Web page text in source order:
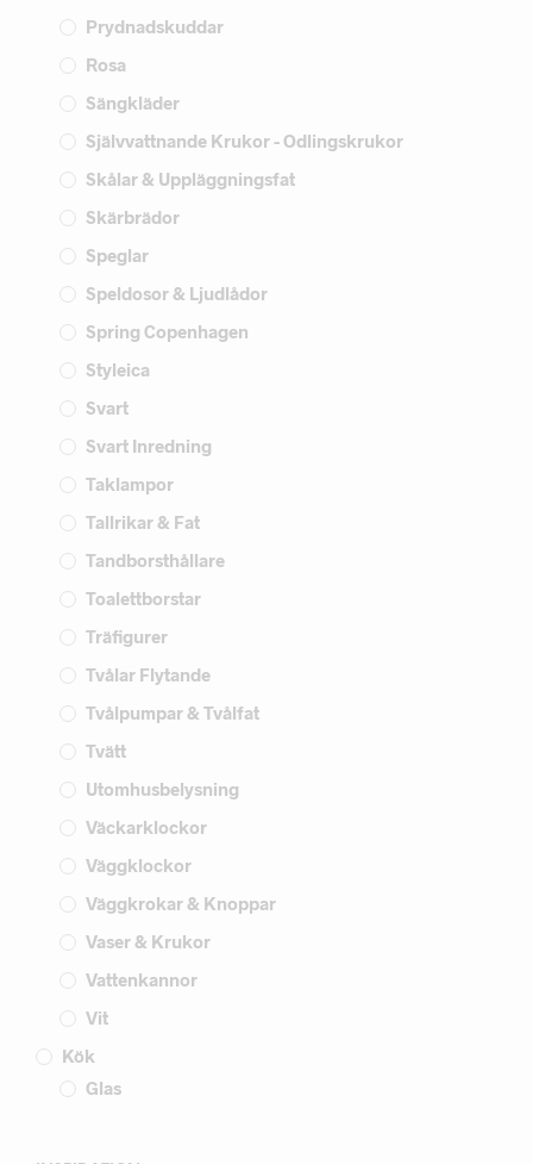
Prydnadskuddar
Rosa
Sängkläder
Självvattnande Krukor - Odlingskrukor
Skålar & Uppläggningsfat
Skärbrädor
Speglar
Speldosor & Ljudlådor
Spring Copenhagen
Styleica
Svart
Svart Inredning
Taklampor
Tallrikar & Fat
Tandborsthållare
Toalettborstar
Träfigurer
Tvålar Flytande
Tvålpumpar & Tvålfat
Tvätt
Utomhusbelysning
Väckarklockor
Väggklockor
Väggkrokar & Knoppar
Vaser & Krukor
Vattenkannor
Vit
Kök
Glas